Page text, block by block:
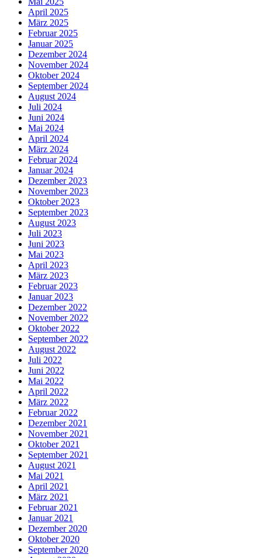
April 2025
März 2025
Februar 2025
Januar 2025
Dezember 2024
November 2024
Oktober 2024
September 2024
August 2024
Juli 2024
Juni 2024
Mai 2024
April 2024
März 2024
Februar 2024
Januar 2024
Dezember 2023
November 2023
Oktober 2023
September 2023
August 2023
Juli 2023
Juni 2023
Mai 2023
April 2023
März 2023
Februar 2023
Januar 2023
Dezember 2022
November 2022
Oktober 2022
September 2022
August 2022
Juli 2022
Juni 2022
Mai 2022
April 2022
März 2022
Februar 2022
Dezember 2021
November 2021
Oktober 2021
September 2021
August 2021
Mai 2021
April 2021
März 2021
Februar 2021
Januar 2021
Dezember 2020
Oktober 2020
September 2020